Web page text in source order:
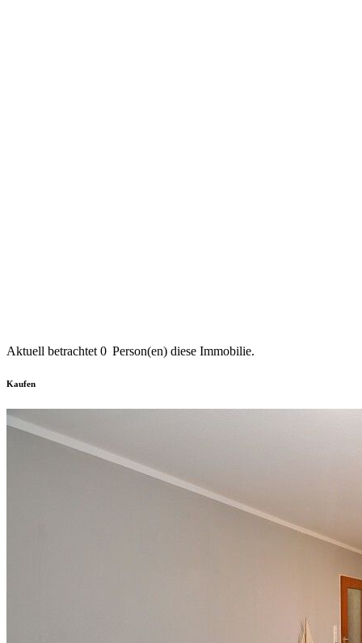
Aktuell betrachtet 0 Person(en) diese Immobilie.
Kaufen